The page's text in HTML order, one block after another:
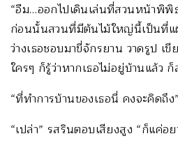
“อืม…ออกไปเดินเล่นที่สวนหน้าพิ
ก่อนนั้นสวนที่มีต้นไม้ใหญ่นี้เป็นที่แฝ
ว่างเธอชอบมาขี่จักรยาน วาดรูป
ใครๆ ก็รู้ว่าหากเธอไม่อยู่บ้านแล้ว
“ที่ทำการบ้านของเธอนี่ คงจะคิดถึง”
“เปล่า” รสรินตอบเสียงสูง “ก็แค่อ